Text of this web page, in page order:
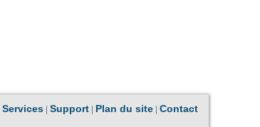
Services| Support| Plan du site| Contact